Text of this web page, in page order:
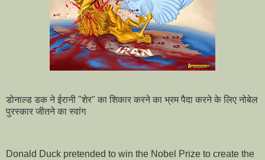
डोनाल्ड डक ने ईरानी "शेर" का शिकार करने का भ्रम पैदा करने के लिए नोबेल
पुरस्कार जीतने का स्वांग
Donald Duck pretended to win the Nobel Prize to create the